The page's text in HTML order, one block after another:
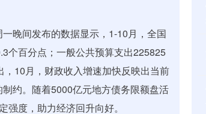
晚间发布的数据显示，1-10月，全国
个百分点；一般公共预算支出225825
10月，财政收入增速加快反映出当前
约。随着5000亿元地方债务限额盘活
度，助力经济回升向好。